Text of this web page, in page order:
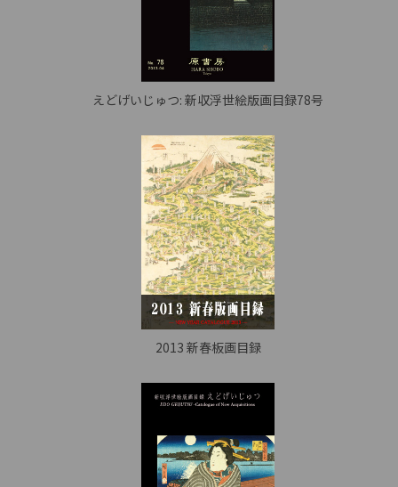
えどげいじゅつ: 新収浮世絵版画目録78号
2013 新春板画目録